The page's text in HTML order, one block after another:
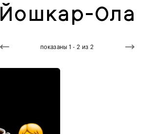
Йошкар-Ола
показаны 1 - 2 из 2